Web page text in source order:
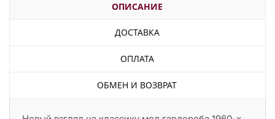
ОПИСАНИЕ
ДОСТАВКА
ОПЛАТА
ОБМЕН И ВОЗВРАТ